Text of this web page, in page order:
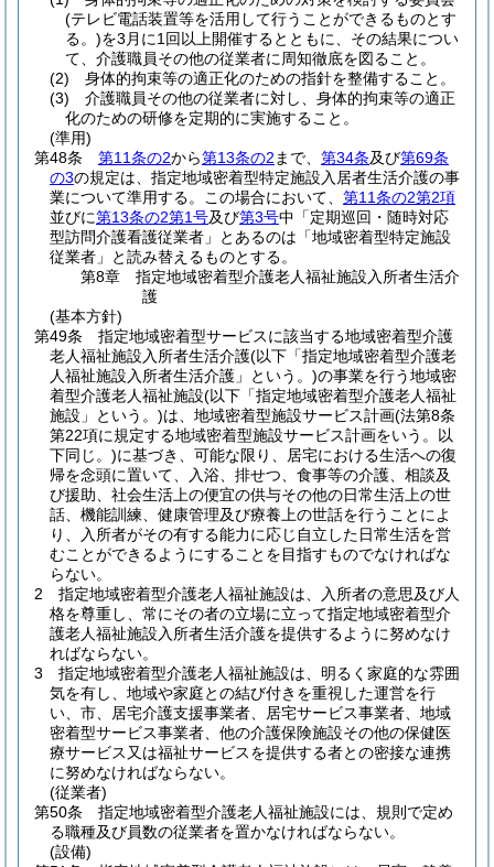
(テレビ電話装置等を活用して行うことができるものとす
る。)を3月に1回以上開催するとともに、その結果につい
て、介護職員その他の従業者に周知徹底を図ること。
(2)
身体的拘束等の適正化のための指針を整備すること。
(3)
介護職員その他の従業者に対し、身体的拘束等の適正
化のための研修を定期的に実施すること。
(準用)
第48条
第11条の2から第13条の2 まで、 第34条及び第69条
の3の規定は、指定地域密着型特定施設入居者生活介護の事
業について準用する。
この場合において、 第11条の2第2項
並びに第13条の2第1号及び第3号中「定期巡回・随時対応
型訪問介護看護従業者」とあるのは「地域密着型特定施設
従業者」と読み替えるものとする。
第8章
指定地域密着型介護老人福祉施設入所者生活介
護
(基本方針)
第49条
指定地域密着型サービスに該当する地域密着型介護
老人福祉施設入所者生活介護(以下「指定地域密着型介護老
人福祉施設入所者生活介護」という。)の事業を行う地域密
着型介護老人福祉施設(以下「指定地域密着型介護老人福祉
施設」という。)は、地域密着型施設サービス計画(法第8条
第22項に規定する地域密着型施設サービス計画をいう。以
下同じ。)に基づき、可能な限り、居宅における生活への復
帰を念頭に置いて、入浴、排せつ、食事等の介護、相談及
び援助、社会生活上の便宜の供与その他の日常生活上の世
話、機能訓練、健康管理及び療養上の世話を行うことによ
り、入所者がその有する能力に応じ自立した日常生活を営
むことができるようにすることを目指すものでなければな
らない。
2
指定地域密着型介護老人福祉施設は、入所者の意思及び人
格を尊重し、常にその者の立場に立って指定地域密着型介
護老人福祉施設入所者生活介護を提供するように努めなけ
ればならない。
3
指定地域密着型介護老人福祉施設は、明るく家庭的な雰囲
気を有し、地域や家庭との結び付きを重視した運営を行
い、市、居宅介護支援事業者、居宅サービス事業者、地域
密着型サービス事業者、他の介護保険施設その他の保健医
療サービス又は福祉サービスを提供する者との密接な連携
に努めなければならない。
(従業者)
第50条
指定地域密着型介護老人福祉施設には、規則で定め
る職種及び員数の従業者を置かなければならない。
(設備)